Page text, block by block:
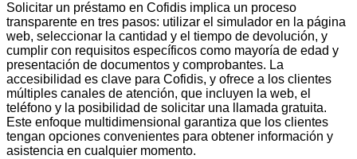
Solicitar un préstamo en Cofidis implica un proceso
transparente en tres pasos: utilizar el simulador en la página
web, seleccionar la cantidad y el tiempo de devolución, y
cumplir con requisitos específicos como mayoría de edad y
presentación de documentos y comprobantes. La
accesibilidad es clave para Cofidis, y ofrece a los clientes
múltiples canales de atención, que incluyen la web, el
teléfono y la posibilidad de solicitar una llamada gratuita.
Este enfoque multidimensional garantiza que los clientes
tengan opciones convenientes para obtener información y
asistencia en cualquier momento.